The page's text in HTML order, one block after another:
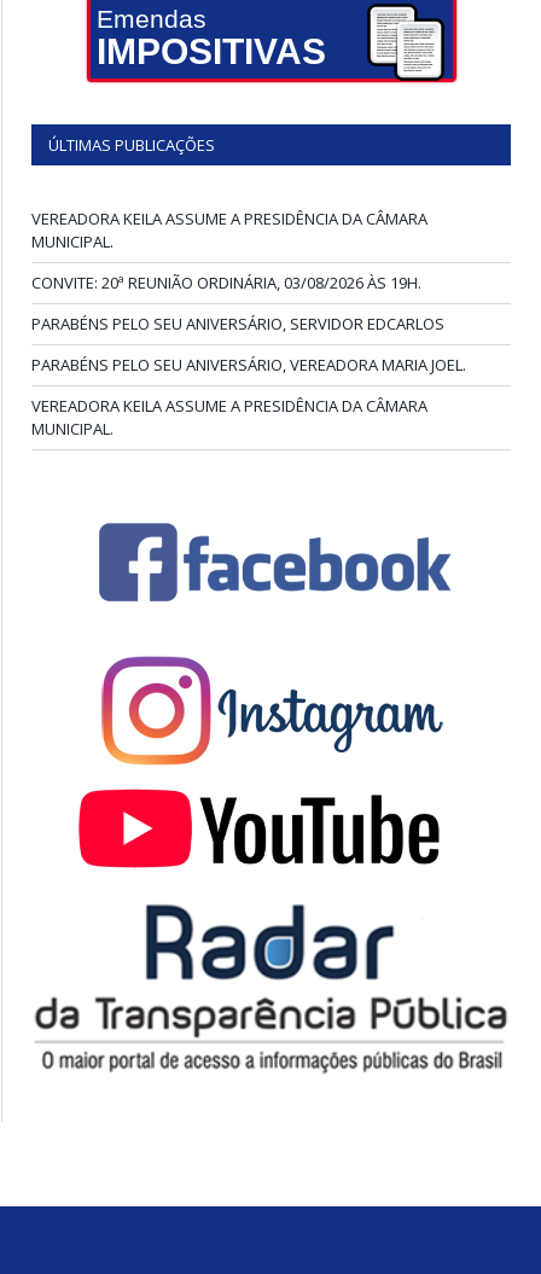
Emendas
IMPOSITIVAS
ÚLTIMAS PUBLICAÇÕES
VEREADORA KEILA ASSUME A PRESIDÊNCIA DA CÂMARA
MUNICIPAL.
CONVITE: 20ª REUNIÃO ORDINÁRIA, 03/08/2026 ÀS 19H.
PARABÉNS PELO SEU ANIVERSÁRIO, SERVIDOR EDCARLOS
PARABÉNS PELO SEU ANIVERSÁRIO, VEREADORA MARIA JOEL.
VEREADORA KEILA ASSUME A PRESIDÊNCIA DA CÂMARA
MUNICIPAL.